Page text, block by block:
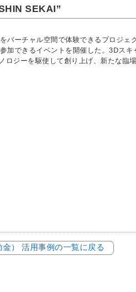
SEKAI”
バーチャル空間で体験できるプロジェ
加できるイベントを開催した。3Dスキ
ジーを駆使して創り上げ、新たな臨
） 活用事例の一覧に戻る